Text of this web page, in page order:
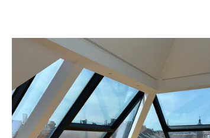
mit Zugang zum